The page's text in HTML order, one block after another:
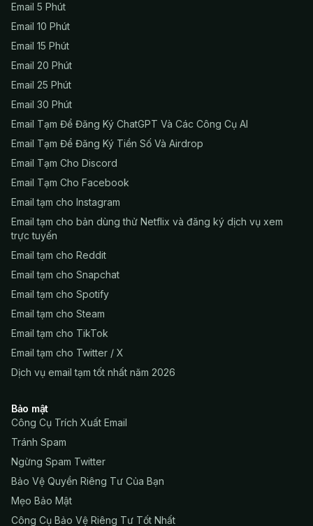
Email 5 Phút
Email 10 Phút
Email 15 Phút
Email 20 Phút
Email 25 Phút
Email 30 Phút
Email Tạm Để Đăng Ký ChatGPT Và Các Công Cụ AI
Email Tạm Để Đăng Ký Tiền Số Và Airdrop
Email Tạm Cho Discord
Email Tạm Cho Facebook
Email tạm cho Instagram
Email tạm cho bản dùng thử Netflix và đăng ký dịch vụ xem
trực tuyến
Email tạm cho Reddit
Email tạm cho Snapchat
Email tạm cho Spotify
Email tạm cho Steam
Email tạm cho TikTok
Email tạm cho Twitter / X
Dịch vụ email tạm tốt nhất năm 2026
Bảo mật
Công Cụ Trích Xuất Email
Tránh Spam
Ngừng Spam Twitter
Bảo Vệ Quyền Riêng Tư Của Bạn
Mẹo Bảo Mật
Công Cụ Bảo Vệ Riêng Tư Tốt Nhất